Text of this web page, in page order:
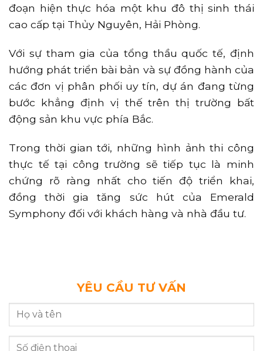
đoạn hiện thực hóa một khu đô thị sinh thái
cao cấp tại Thủy Nguyên, Hải Phòng.
Với sự tham gia của tổng thầu quốc tế, định
hướng phát triển bài bản và sự đồng hành của
các đơn vị phân phối uy tín, dự án đang từng
bước khẳng định vị thế trên thị trường bất
động sản khu vực phía Bắc.
Trong thời gian tới, những hình ảnh thi công
thực tế tại công trường sẽ tiếp tục là minh
chứng rõ ràng nhất cho tiến độ triển khai,
đồng thời gia tăng sức hút của Emerald
Symphony đối với khách hàng và nhà đầu tư.
YÊU CẦU TƯ VẤN